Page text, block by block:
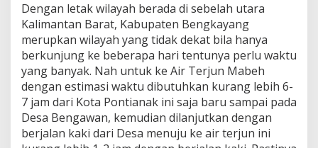
Dengan letak wilayah berada di sebelah utara
Kalimantan Barat, Kabupaten Bengkayang
merupkan wilayah yang tidak dekat bila hanya
berkunjung ke beberapa hari tentunya perlu waktu
yang banyak. Nah untuk ke Air Terjun Mabeh
dengan estimasi waktu dibutuhkan kurang lebih 6-
7 jam dari Kota Pontianak ini saja baru sampai pada
Desa Bengawan, kemudian dilanjutkan dengan
berjalan kaki dari Desa menuju ke air terjun ini